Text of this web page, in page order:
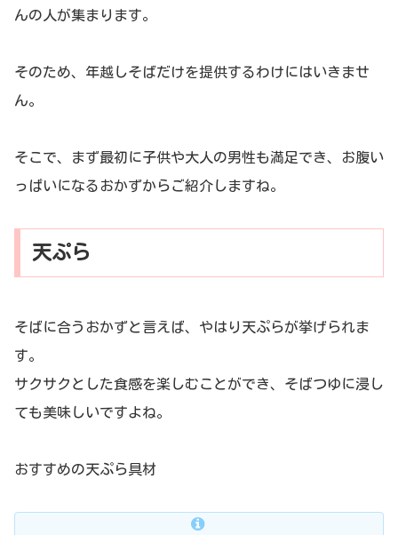
んの人が集まります。
そのため、年越しそばだけを提供するわけにはいきませ
ん。
そこで、まず最初に子供や大人の男性も満足でき、お腹い
っぱいになるおかずからご紹介しますね。
天ぷら
そばに合うおかずと言えば、やはり天ぷらが挙げられま
す。
サクサクとした食感を楽しむことができ、そばつゆに浸し
ても美味しいですよね。
おすすめの天ぷら具材